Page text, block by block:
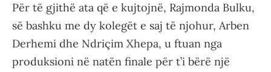
Për të gjithë ata që e kujtojnë, Rajmonda Bulku,
së bashku me dy kolegët e saj të njohur, Arben
Derhemi dhe Ndriçim Xhepa, u ftuan nga
produksioni në natën finale për t’i bërë një